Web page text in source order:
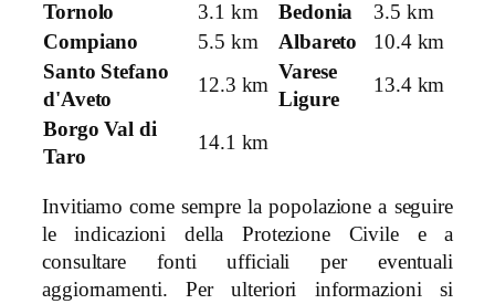
Tornolo
3.1 km Bedonia
3.5 km
Compiano
5.5 km Albareto
10.4 km
Santo Stefano
d'Aveto
12.3 km
Varese
Ligure
13.4 km
Borgo Val di
Taro
14.1 km
Invitiamo come sempre la popolazione a seguire
le indicazioni della Protezione Civile e a
consultare fonti ufficiali per eventuali
aggiornamenti. Per ulteriori informazioni si